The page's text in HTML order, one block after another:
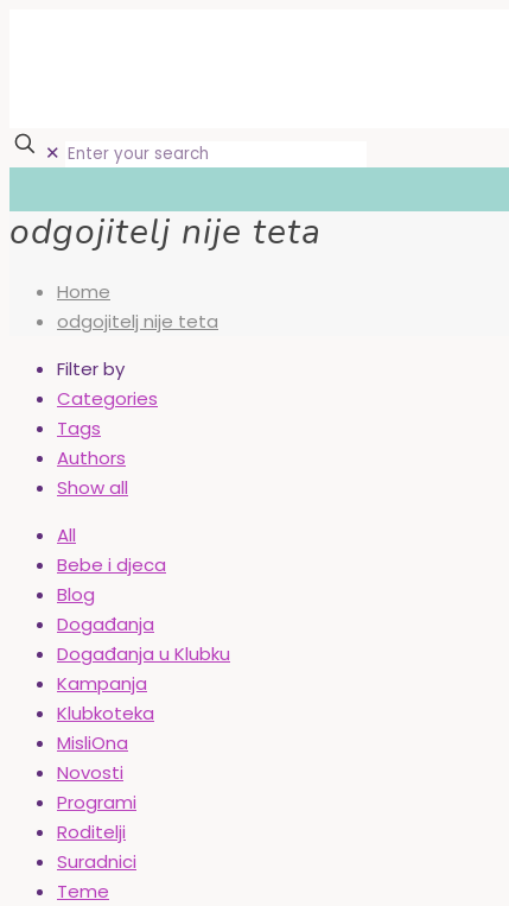
✕
odgojitelj nije teta
Home
odgojitelj nije teta
Filter by
Categories
Tags
Authors
Show all
All
Bebe i djeca
Blog
Događanja
Događanja u Klubku
Kampanja
Klubkoteka
MisliOna
Novosti
Programi
Roditelji
Suradnici
Teme